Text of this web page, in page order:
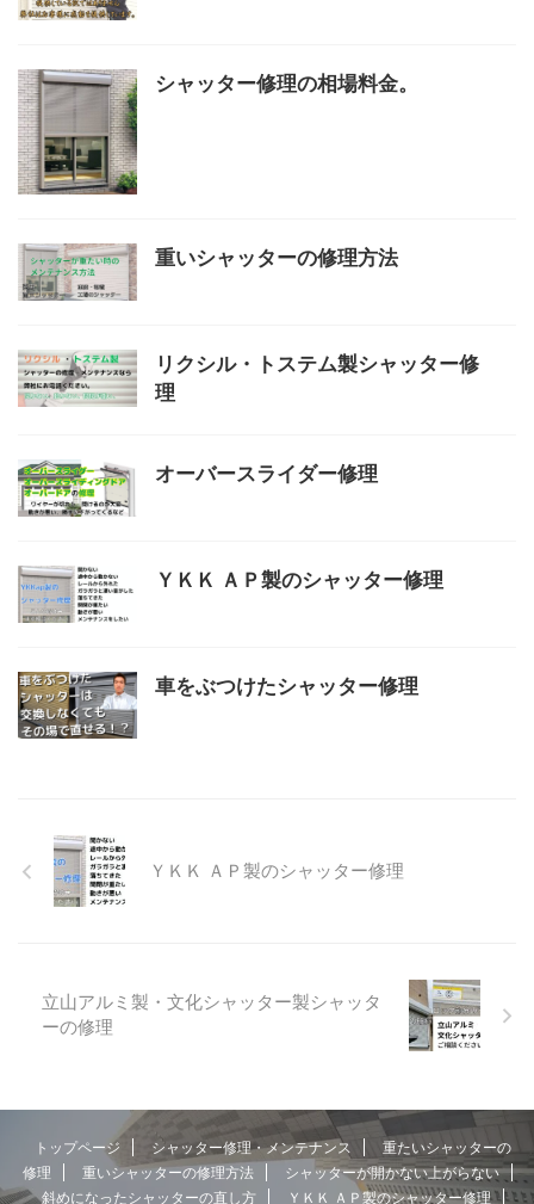
シャッター修理の相場料金。
重いシャッターの修理方法
リクシル・トステム製シャッター修
理
オーバースライダー修理
ＹＫＫ ＡＰ製のシャッター修理
車をぶつけたシャッター修理
ＹＫＫ ＡＰ製のシャッター修理
立山アルミ製・文化シャッター製シャッタ
ーの修理
トップページ シャッター修理・メンテナンス
重たいシャッターの
修理
重いシャッターの修理方法
シャッターが開かない上がらない
斜めになったシャッターの直し方
ＹＫＫ ＡＰ製のシャッター修理